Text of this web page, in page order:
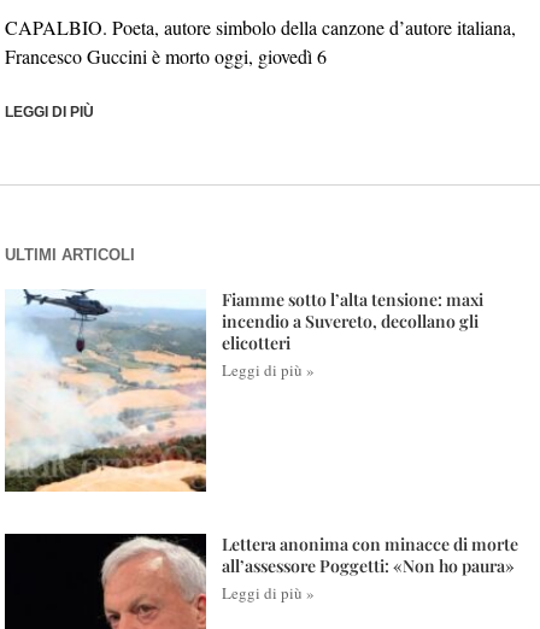
CAPALBIO. Poeta, autore simbolo della canzone d’autore italiana,
Francesco Guccini è morto oggi, giovedì 6
LEGGI DI PIÙ
ULTIMI ARTICOLI
Fiamme sotto l’alta tensione: maxi
incendio a Suvereto, decollano gli
elicotteri
Leggi di più »
Lettera anonima con minacce di morte
all’assessore Poggetti: «Non ho paura»
Leggi di più »